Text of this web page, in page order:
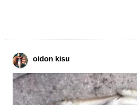
oidon kisu